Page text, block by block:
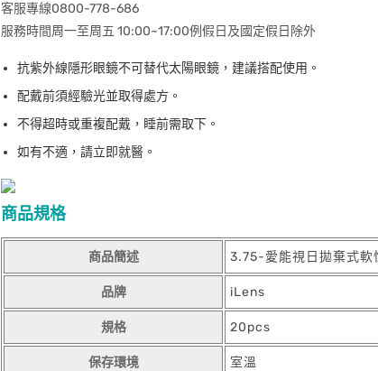
客服專線0800-778-686
服務時間周一至周五 10:00~17:00例假日及國定假日除外
抗紫外線隱形眼鏡不可替代太陽眼鏡，建議搭配使用。
配戴前須經驗光並取得處方。
不得超時或重複配戴，睡前需取下。
如有不適，請立即就醫。
商品規格
商品簡述 3.75-愛能視日拋棄式軟
品牌 iLens
規格 20pcs
保存環境 室溫